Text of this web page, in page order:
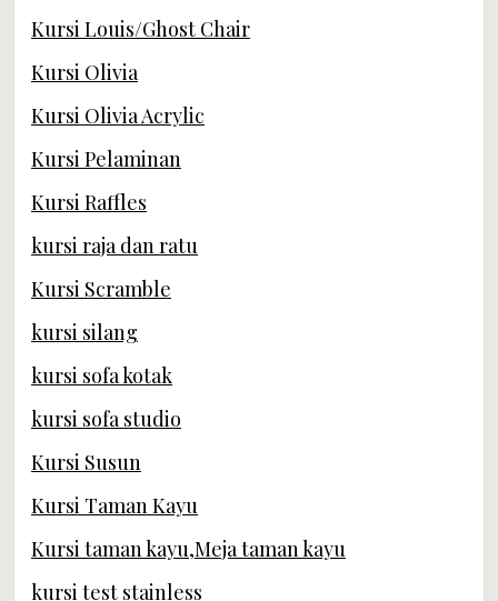
Kursi Louis/Ghost Chair
Kursi Olivia
Kursi Olivia Acrylic
Kursi Pelaminan
Kursi Raffles
kursi raja dan ratu
Kursi Scramble
kursi silang
kursi sofa kotak
kursi sofa studio
Kursi Susun
Kursi Taman Kayu
Kursi taman kayu,Meja taman kayu
kursi test stainless